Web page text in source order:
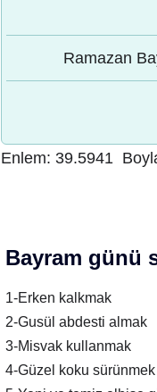
Ramazan
Enlem: 39.5941
Bayram günü
1-Erken kalkmak
2-Gusül abdesti almak
3-Misvak kullanmak
4-Güzel koku sürünmek